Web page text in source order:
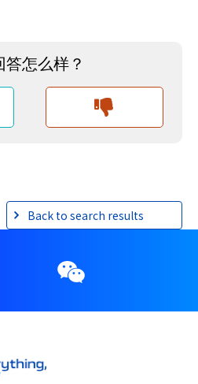
Back to search results